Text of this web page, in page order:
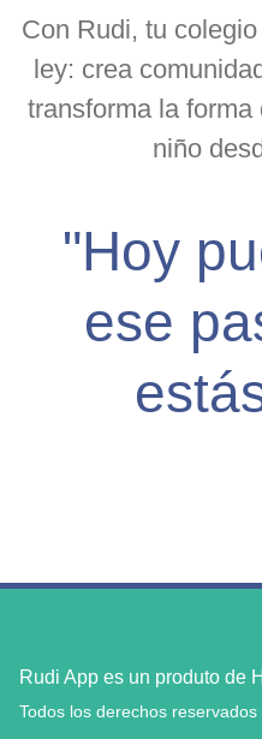
Con Rudi, tu
ley: crea
transforma la
niño
"Hoy
ese
Rudi App es un produto de
Todos los derechos